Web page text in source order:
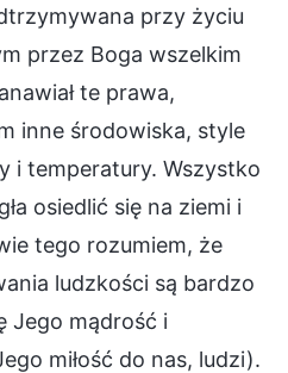
przy życiu
przez Boga wszelkim
te prawa,
inne środowiska, style
i temperatury. Wszystko
osiedlić się na ziemi i
tego rozumiem, że
ludzkości są bardzo
Jego mądrość i
miłość do nas, ludzi).